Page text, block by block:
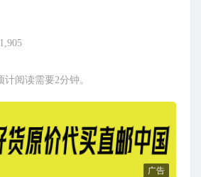
1,905
阅读需要2分钟。
广告